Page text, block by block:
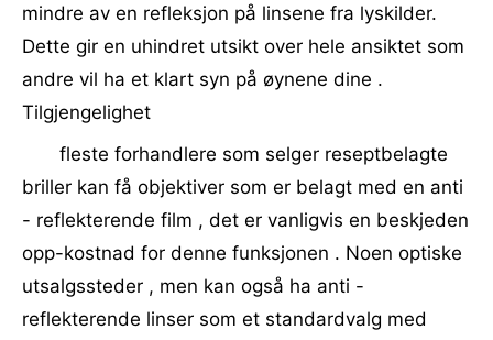
mindre av en refleksjon på linsene fra lyskilder.
Dette gir en uhindret utsikt over hele ansiktet som
andre vil ha et klart syn på øynene dine .
Tilgjengelighet
fleste forhandlere som selger reseptbelagte
briller kan få objektiver som er belagt med en anti
- reflekterende film , det er vanligvis en beskjeden
opp-kostnad for denne funksjonen . Noen optiske
utsalgssteder , men kan også ha anti -
reflekterende linser som et standardvalg med